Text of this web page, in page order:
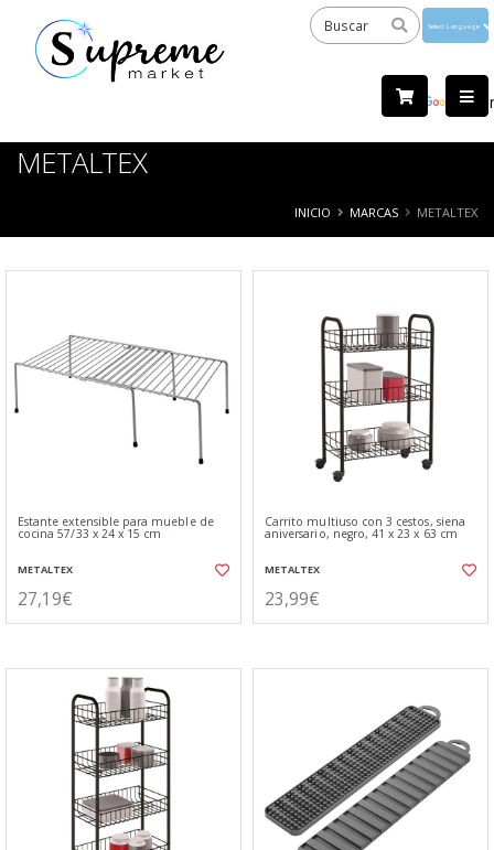
by
METALTEX
INICIO MARCAS METALTEX
Estante extensible para mueble de
cocina 57/33 x 24 x 15 cm
METALTEX
27,19€
Carrito multiuso con 3 cestos, siena
aniversario, negro, 41 x 23 x 63 cm
METALTEX
23,99€